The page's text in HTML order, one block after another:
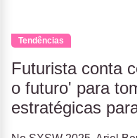
Tendências
Futurista conta
o futuro' para
estratégicas